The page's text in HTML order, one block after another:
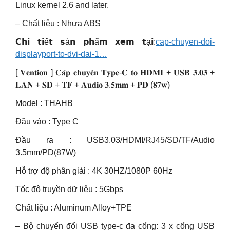
Linux kernel 2.6 and later.
– Chất liệu : Nhựa ABS
𝗖𝗵𝗶 𝘁𝗶ế𝘁 𝘀ả𝗻 𝗽𝗵ẩ𝗺 𝘅𝗲𝗺 𝘁ạ𝗶:cap-chuyen-doi-
displayport-to-dvi-dai-1…
[ 𝐕𝐞𝐧𝐭𝐢𝐨𝐧 ] 𝐂𝐚́𝐩 𝐜𝐡𝐮𝐲𝐞̂̉𝐧 𝐓𝐲𝐩𝐞-𝐂 𝐭𝐨 𝐇𝐃𝐌𝐈 + 𝐔𝐒𝐁 𝟑.𝟎𝟑 +
𝐋𝐀𝐍 + 𝐒𝐃 + 𝐓𝐅 + 𝐀𝐮𝐝𝐢𝐨 𝟑.𝟓𝐦𝐦 + 𝐏𝐃 (𝟖𝟕𝐰)
Model : THAHB
Đầu vào : Type C
Đầu ra : USB3.03/HDMI/RJ45/SD/TF/Audio
3.5mm/PD(87W)
Hỗ trợ độ phân giải : 4K 30HZ/1080P 60Hz
Tốc độ truyền dữ liệu : 5Gbps
Chất liệu : Aluminum Alloy+TPE
– Bộ chuyển đổi USB type-c đa cổng: 3 x cổng USB